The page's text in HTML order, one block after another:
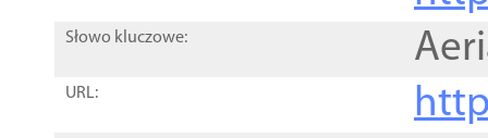
Słowo kluczowe:
URL: